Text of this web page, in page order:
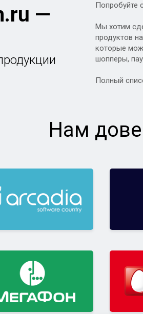
— Попробуйте
Мы хотим
продуктов
которые
шопперы,
Полный
Нам